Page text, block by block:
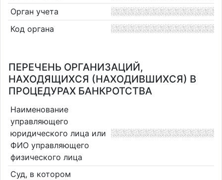
Орган учета
Код органа
ПЕРЕЧЕНЬ ОРГАНИЗАЦИЙ,
НАХОДЯЩИХСЯ (НАХОДИВШИХСЯ) В
ПРОЦЕДУРАХ БАНКРОТСТВА
Наименование
управляющего
юридического лица или
ФИО управляющего
физического лица
Суд, в котором